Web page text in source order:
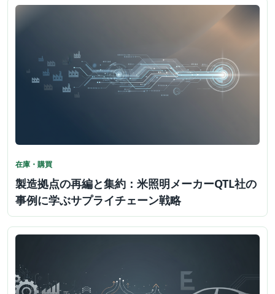
在庫・購買
製造拠点の再編と集約：米照明メーカーQTL社の
事例に学ぶサプライチェーン戦略